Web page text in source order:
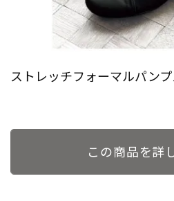
ストレッチフォーマルパンプ
この商品を詳